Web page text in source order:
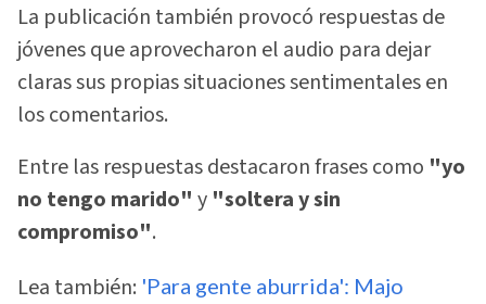
La publicación también provocó respuestas de
jóvenes que aprovecharon el audio para dejar
claras sus propias situaciones sentimentales en
los comentarios.
Entre las respuestas destacaron frases como "yo
no tengo marido" y "soltera y sin
compromiso".
Lea también: 'Para gente aburrida': Majo